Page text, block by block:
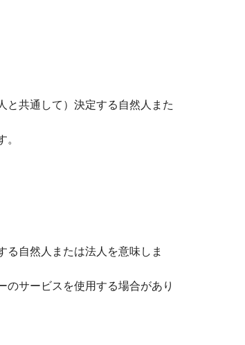
と共通して）決定する自然人また
自然人または法人を意味しま
サービスを使用する場合があり